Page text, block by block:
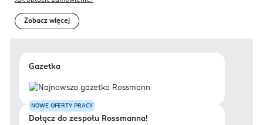
Zobacz więcej
Gazetka
NOWE OFERTY PRACY
Dołącz do zespołu Rossmanna!